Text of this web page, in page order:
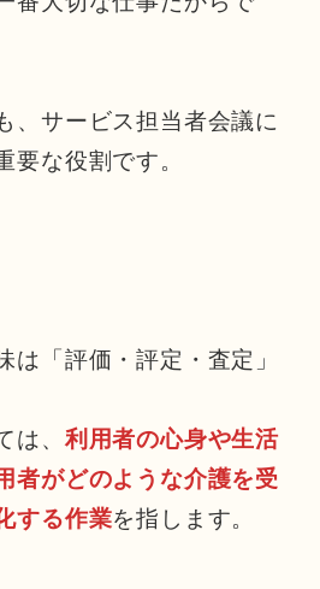
、サービス担当者会議に
要な役割です。
は「評価・評定・査定」
は、 利用者の心身や生活
者がどのような介護を受
する作業を指します。